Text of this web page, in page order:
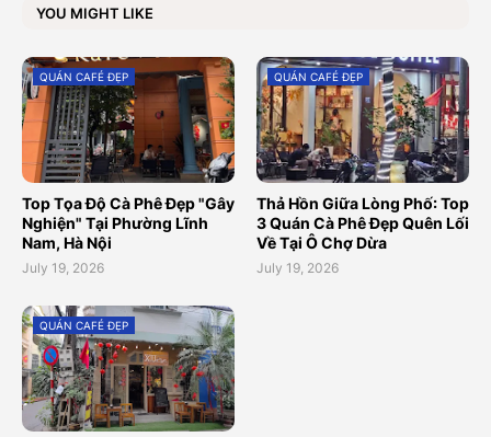
YOU MIGHT LIKE
QUÁN CAFÉ ĐẸP
Top Tọa Độ Cà Phê Đẹp "Gây
Nghiện" Tại Phường Lĩnh
Nam, Hà Nội
July 19, 2026
QUÁN CAFÉ ĐẸP
Thả Hồn Giữa Lòng Phố: Top
3 Quán Cà Phê Đẹp Quên Lối
Về Tại Ô Chợ Dừa
July 19, 2026
QUÁN CAFÉ ĐẸP